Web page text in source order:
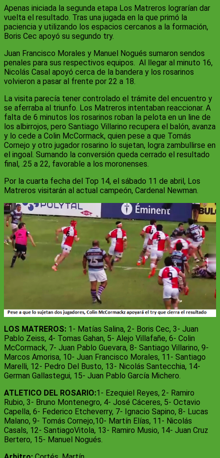
Apenas iniciada la segunda etapa Los Matreros lograrían dar
vuelta el resultado. Tras una jugada en la que primó la
paciencia y utilizando los espacios cercanos a la formación,
Boris Cec apoyó su segundo try.
Juan Francisco Morales y ⁠Manuel Nogués sumaron sendos
penales para sus respectivos equipos. Al llegar al minuto 16,
Nicolás Casal apoyó cerca de la bandera y los rosarinos
volvieron a pasar al frente por 22 a 18.
La visita parecía tener controlado el trámite del encuentro y
se aferraba al triunfo. Los Matreros intentaban reaccionar. A
falta de 6 minutos los rosarinos roban la pelota en un line de
los albirrojos, pero Santiago Villarino recupera el balón, avanza
y lo cede a Colin McCormack, quien pese a que Tomás
Cornejo y otro jugador rosarino lo sujetan, logra zambullirse en
el ingoal. Sumando la conversión queda cerrado el resultado
final, .25 a 22, favorable a los moronenses.
Por la cuarta fecha del Top 14, el sábado 11 de abril, Los
Matreros visitarán al actual campeón, Cardenal Newman.
LOS MATREROS: 1- Matías Salina, 2- Boris Cec, 3- Juan
Pablo Zeiss, 4- Tomas Gahan, 5- Alejo Villafañe, 6- Colin
McCormack, 7- Juan Pablo Guevara, 8- Santiago Villarino, 9-
Marcos Amorisa, 10- Juan Francisco Morales, 11- Santiago
Marelli, 12- Pedro Del Busto, 13- Nicolás Santecchia, 14-
German Gallastegui, 15- Juan Pablo García Michero.
ATLETICO DEL ROSARIO:1- Ezequiel Reyes, 2- Ramiro
Rubio, 3- Bruno Montenegro, 4- ⁠José Cáceres, 5- Octavio
Capella, 6- Federico Etcheverry, 7- Ignacio Sapino, 8- Lucas
Malano, 9- Tomás Cornejo,10- Martín Elías, 11- ⁠Nicolás
Casals, 12- ⁠SantiagoVitola, 13- Ramiro Musio, 14- Juan Cruz
Bertero, 15- ⁠Manuel Nogués.